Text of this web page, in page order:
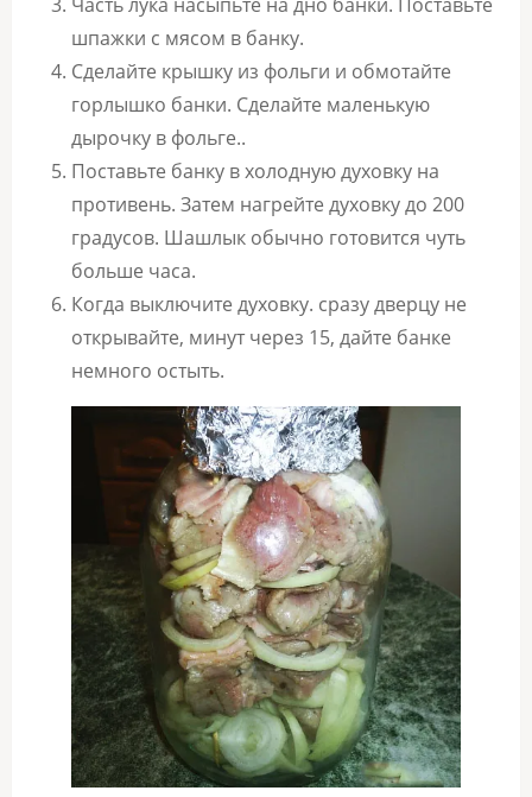
Часть лука насыпьте на дно банки. Поставьте
шпажки с мясом в банку.
Сделайте крышку из фольги и обмотайте
горлышко банки. Сделайте маленькую
дырочку в фольге..
Поставьте банку в холодную духовку на
противень. Затем нагрейте духовку до 200
градусов. Шашлык обычно готовится чуть
больше часа.
Когда выключите духовку. сразу дверцу не
открывайте, минут через 15, дайте банке
немного остыть.